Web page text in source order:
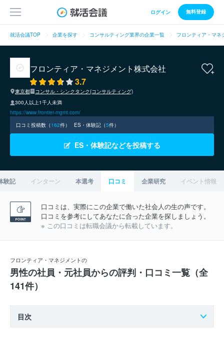
ログイン 無料登録
就活会議TOP 企業を探す コンサルティング業界の企業一覧 フロンティア・マネ
フロンティア・マネジメント株式会社
3.7
東京都
コンサル・シンクタンク(コンサルティング)
300人以上1千人未満
https://www.frontier-mgmt.com/
口コミ投稿数（162件） ES・体験記（5件）
ES・体験記などを投稿する
験記 インターン 本選考 口コミ 企業研究 イベント情報
口コミは、実際にこの企業で働いた社会人の生の声です。
口コミを参考にしてあなたに合った企業を探しましょう。
※ この口コミは転職会議から転載しています。
フロンティア・マネジメントの
男性の社員・元社員からの評判・口コミ一覧（全
141件）
目次